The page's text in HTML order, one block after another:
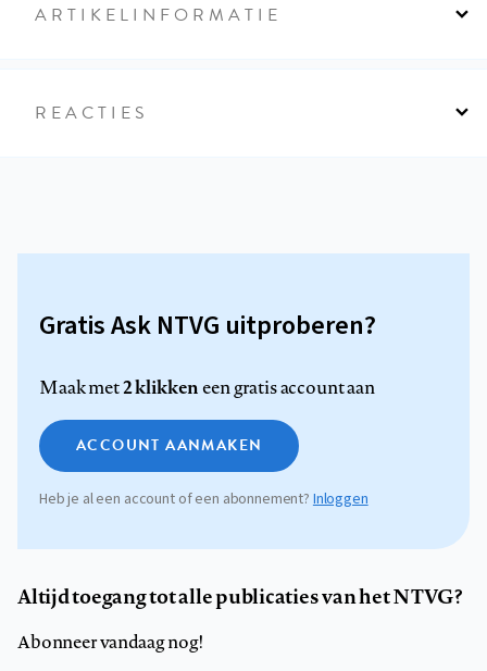
ARTIKELINFORMATIE
REACTIES
Gratis Ask NTVG uitproberen?
Maak met2 klikkeneen gratis account aan
ACCOUNT AANMAKEN
Heb je al een account of een abonnement? Inloggen
Altijd toegang tot alle publicaties van het NTVG?
Abonneer vandaag nog!